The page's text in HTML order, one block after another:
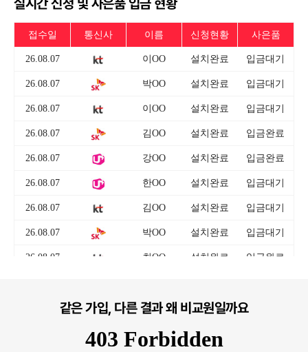
실시간 신청 및 사은품 입금 현황
같은 가입, 다른 결과 왜 비교원일까요